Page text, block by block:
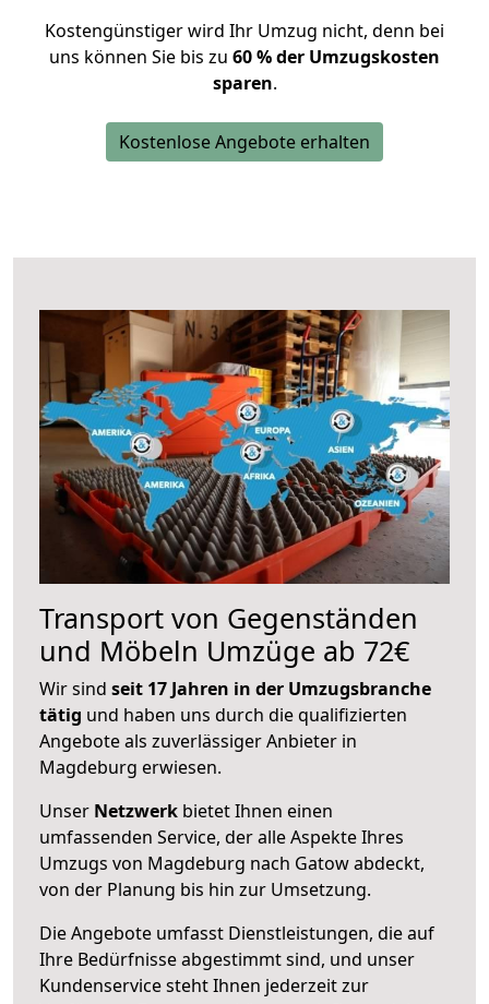
Kostengünstiger wird Ihr Umzug nicht, denn bei
uns können Sie bis zu 60 % der Umzugskosten
sparen.
Kostenlose Angebote erhalten
Transport von Gegenständen
und Möbeln Umzüge ab 72€
Wir sind seit 17 Jahren in der Umzugsbranche
tätig und haben uns durch die qualifizierten
Angebote als zuverlässiger Anbieter in
Magdeburg erwiesen.
Unser Netzwerk bietet Ihnen einen
umfassenden Service, der alle Aspekte Ihres
Umzugs von Magdeburg nach Gatow abdeckt,
von der Planung bis hin zur Umsetzung.
Die Angebote umfasst Dienstleistungen, die auf
Ihre Bedürfnisse abgestimmt sind, und unser
Kundenservice steht Ihnen jederzeit zur